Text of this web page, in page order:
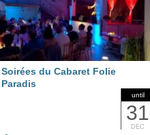
until
31
DEC
Soirées du Cabaret Folie
Paradis